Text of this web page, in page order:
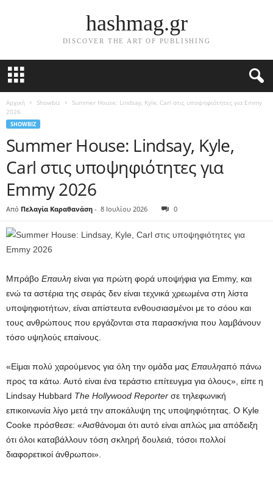
hashmag.gr
DISCOVER THE ART OF PUBLISHING
Αρχική Showbiz
Summer House: Lindsay, Kyle, Carl στις υποψηφιότητες για Emmy
2026
SHOWBIZ
Summer House: Lindsay, Kyle,
Carl στις υποψηφιότητες για
Emmy 2026
Από Πελαγία Καραθανάση - 8 Ιουλίου 2026 0
Μπράβο Επαυλη είναι για πρώτη φορά υποψήφια για Emmy, και
ενώ τα αστέρια της σειράς δεν είναι τεχνικά χρεωμένα στη λίστα
υποψηφιοτήτων, είναι απίστευτα ενθουσιασμένοι με το σόου και
τους ανθρώπους που εργάζονται στα παρασκήνια που λαμβάνουν
τόσο υψηλούς επαίνους.
«Είμαι πολύ χαρούμενος για όλη την ομάδα μας Επαυληαπό πάνω
προς τα κάτω. Αυτό είναι ένα τεράστιο επίτευγμα για όλους», είπε η
Lindsay Hubbard The Hollywood Reporter σε τηλεφωνική
επικοινωνία λίγο μετά την αποκάλυψη της υποψηφιότητας. Ο Kyle
Cooke πρόσθεσε: «Αισθάνομαι ότι αυτό είναι απλώς μια απόδειξη
ότι όλοι καταβάλλουν τόση σκληρή δουλειά, τόσοι πολλοί
διαφορετικοί άνθρωποι».